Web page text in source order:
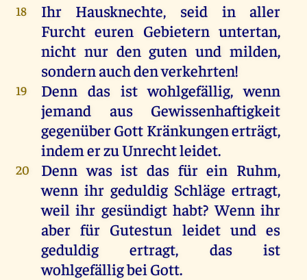
18 Ihr Hausknechte, seid in
aller
Furcht euren Gebieternuntertan,
nicht nur den guten und milden,
sondernauchdenverkehrten!
19 Denn das ist wohlgefällig,wenn
jemand
ausGewissenhaftigkeit
gegenüberGott Kränkungen erträgt,
indemerzuUnrechtleidet.
20 Denn was ist das für ein Ruhm,
wenn ihr geduldig Schläge ertragt,
weil ihr gesündigt habt?Wenn ihr
aber für Gutestun leidet und es
geduldigertragt, das
ist
wohlgefälligbei Gott.